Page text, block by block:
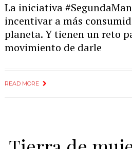
La iniciativa
incentivar a más
planeta. Y tienen un reto
movimiento de darle
READ MORE